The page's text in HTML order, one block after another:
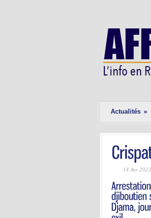
Actualités »
14 Avr 2023